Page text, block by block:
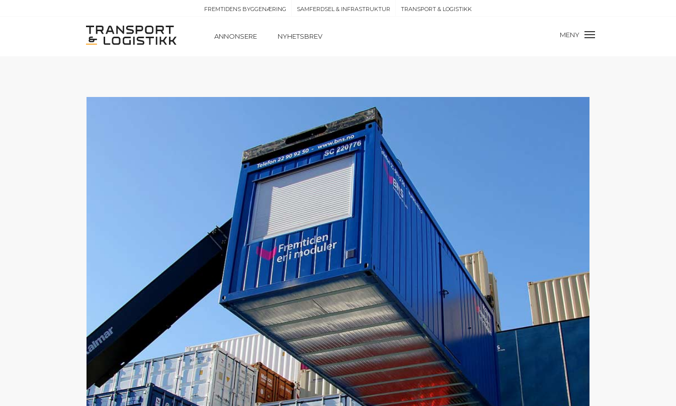
FREMTIDENS BYGGENÆRING SAMFERDSEL & INFRASTRUKTUR TRANSPORT & LOGISTIKK
ANNONSERE NYHETSBREV MENY